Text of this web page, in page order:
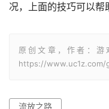
况，上面的技巧可以帮
原创文章，作者：游
https://www.uc1z.com/
流放之路